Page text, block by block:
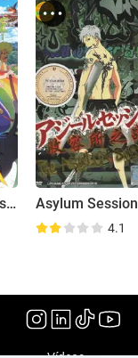
As Irmãs Mágicas Yoyo & Nene Asylum Session
4.1
(2022)